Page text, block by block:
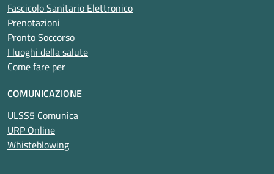
Fascicolo Sanitario Elettronico
Prenotazioni
Pronto Soccorso
I luoghi della salute
Come fare per
COMUNICAZIONE
ULSS5 Comunica
URP Online
Whisteblowing